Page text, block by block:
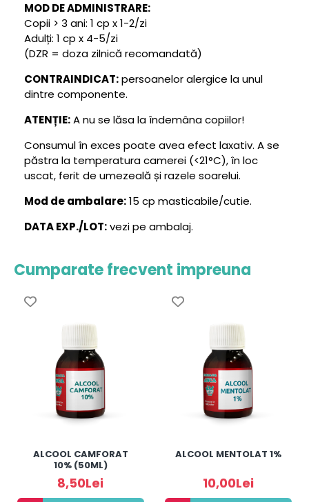
MOD DE ADMINISTRARE:
Copii > 3 ani: 1 cp x 1-2/zi
Adulți: 1 cp x 4-5/zi
(DZR = doza zilnică recomandată)
CONTRAINDICAT:persoanelor alergice la unul
dintre componente.
ATENȚIE:A nu se lăsa la îndemâna copiilor!
Consumul în exces poate avea efect laxativ. A se
păstra la temperatura camerei (<21°C), în loc
uscat, ferit de umezeală și razele soarelui.
Mod de ambalare:15 cp masticabile/cutie.
DATA EXP./LOT:vezi pe ambalaj.
Cumparate frecvent impreuna
ALCOOL CAMFORAT
10% (50ML)
8,50Lei
ALCOOL MENTOLAT 1%
10,00Lei